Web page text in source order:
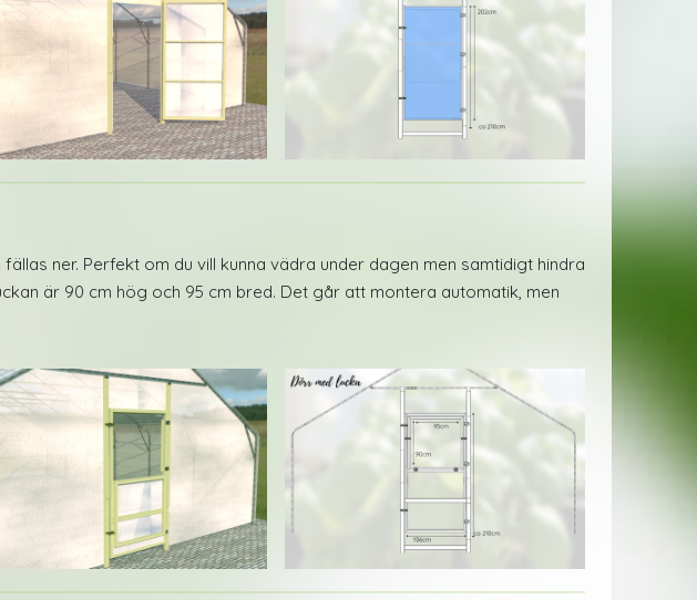
ner. Perfekt om du vill kunna vädra under dagen men samtidigt hindra
är 90 cm hög och 95 cm bred. Det går att montera automatik, men